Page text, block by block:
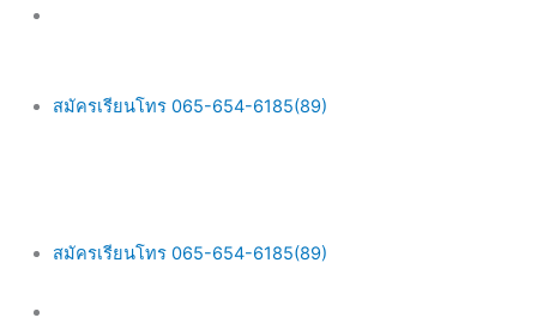
สมัครเรียนโทร 065-654-6185(89)
สมัครเรียนโทร 065-654-6185(89)
Main